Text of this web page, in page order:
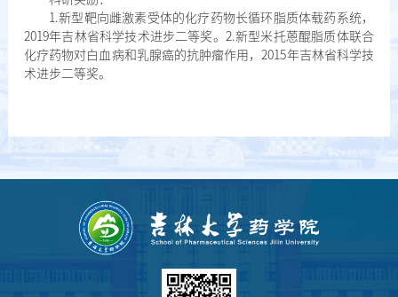
1.新型靶向雌激素受体的化疗药物长循环脂质体载药系统，
2019年吉林省科学技术进步二等奖。2.新型米托蒽醌脂质体联合
化疗药物对白血病和乳腺癌的抗肿瘤作用，2015年吉林省科学技
术进步二等奖。